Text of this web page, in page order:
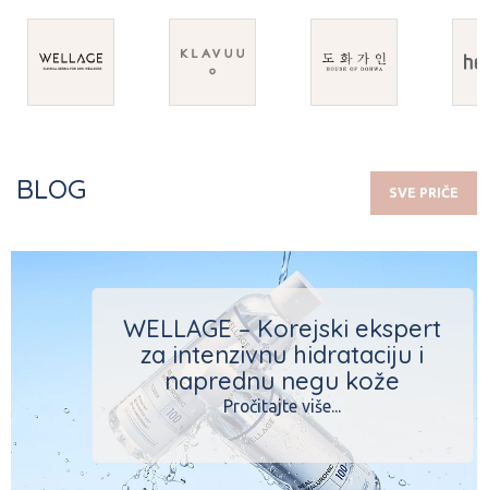
BLOG SVE PRIČE
WELLAGE – Korejski ekspert
za intenzivnu hidrataciju i
naprednu negu kože
Pročitajte više...